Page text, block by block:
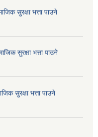
सुरक्षा भत्ता पाउने
सुरक्षा भत्ता पाउने
सुरक्षा भत्ता पाउने